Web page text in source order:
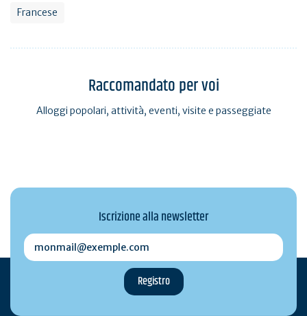
Francese
Raccomandato per voi
Alloggi popolari, attività, eventi, visite e passeggiate
Iscrizione alla newsletter
monmail@exemple.com